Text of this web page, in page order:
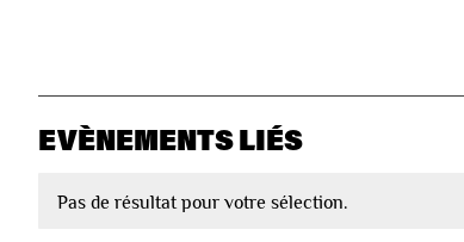
EVÈNEMENTS LIÉS
Pas de résultat pour votre sélection.